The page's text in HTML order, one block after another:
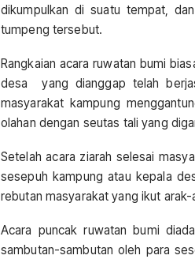
dikumpulkan di suatu tempat,
tumpeng tersebut.
Rangkaian acara ruwatan bumi
desa yang dianggap telah
masyarakat kampung
olahan dengan seutas tali yang
Setelah acara ziarah selesai
sesepuh kampung atau kepala
rebutan masyarakat yang ikut
Acara puncak ruwatan bumi
sambutan-sambutan oleh para